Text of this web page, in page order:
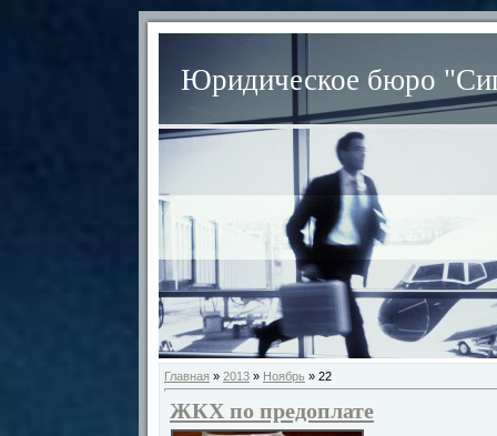
Юридическое бюро
Главная » 2013 » Ноябрь » 22
ЖКХ по предоплате